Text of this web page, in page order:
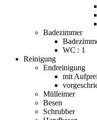
Badezimmer
WC : 1
Reinigung
Endreinigung
mit
Mülleimer
Besen
Schrubber